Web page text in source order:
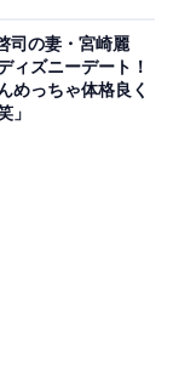
司の妻・宮崎麗
ィズニーデート！
めっちゃ体格良く
」